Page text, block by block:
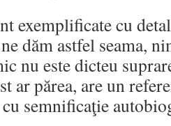
exemplificate cu
dăm astfel seama,
nu este dicteu
ar părea, are un
semnificaţie